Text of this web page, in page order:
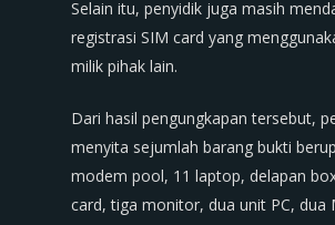
Selain itu, penyidik juga masih
registrasi SIM card yang
milik pihak lain.
Dari hasil pengungkapan tersebut,
menyita sejumlah barang bukti
modem pool, 11 laptop, delapan
card, tiga monitor, dua unit PC, dua